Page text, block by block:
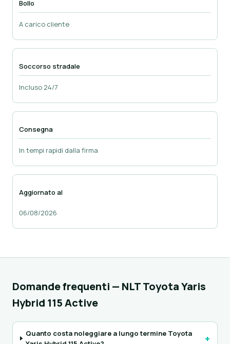
Bollo
A carico cliente
Soccorso stradale
Incluso 24/7
Consegna
In tempi rapidi dalla firma
Aggiornato al
06/08/2026
Domande frequenti — NLT Toyota Yaris
Hybrid 115 Active
Quanto costa noleggiare a lungo termine Toyota
+